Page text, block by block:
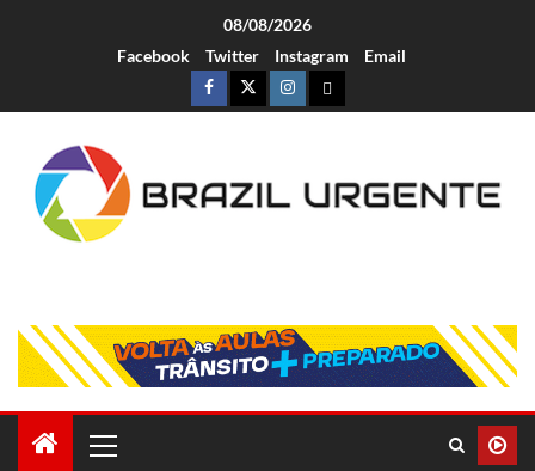
08/08/2026
Facebook
Twitter Instagram Email